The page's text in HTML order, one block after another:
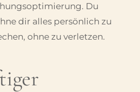
Du
dir alles persönlich zu
ohne zu verletzen.